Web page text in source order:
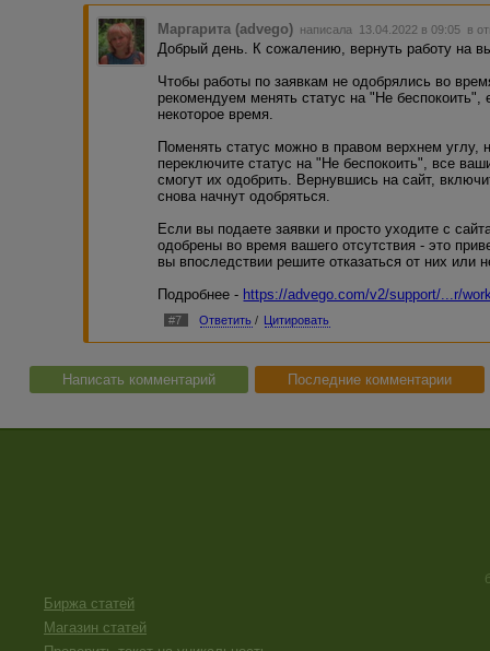
Маргарита (advego) написала 13.04.2022 в 09:05 в
Добрый день. К сожалению, вернуть работу на
Чтобы работы по заявкам не одобрялись во
рекомендуем менять статус на "Не беспокоить",
некоторое время.
Поменять статус можно в правом верхнем углу,
переключите статус на "Не беспокоить", все
смогут их одобрить. Вернувшись на сайт,
снова начнут одобряться.
Если вы подаете заявки и просто уходите с
одобрены во время вашего отсутствия - это
вы впоследствии решите отказаться от них или
Подробнее - https://advego.com/v2/support/...r/
#7 Ответить / Цитировать
Написать комментарий Последние комментарии
Биржа статей
Магазин статей